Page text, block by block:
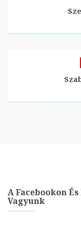
A Facebookon
Vagyunk